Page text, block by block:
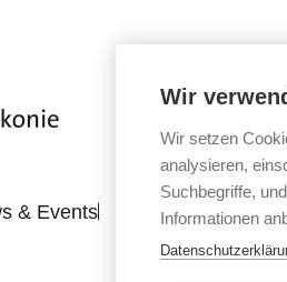
& Events Alle News Für
Wir
Wir setzen
analysieren,
Suchbegriffe,
Informationen